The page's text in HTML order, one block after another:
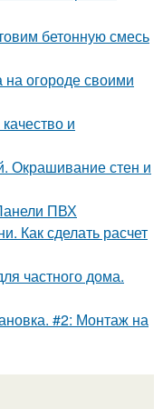
бетонную смесь
на огороде своими
и
Окрашивание стен и
ПВХ
Как сделать расчет
частного дома.
#2: Монтаж на